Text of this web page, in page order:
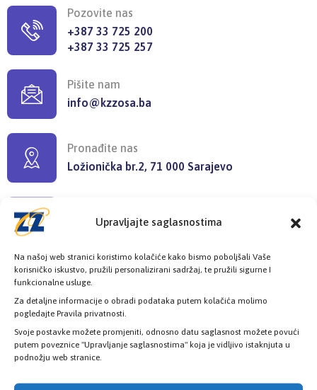
Upravljajte saglasnostima
Na našoj web stranici koristimo kolačiće kako bismo poboljšali Vaše
korisničko iskustvo, pružili personalizirani sadržaj, te pružili sigurne I
funkcionalne usluge.
Za detaljne informacije o obradi podataka putem kolačića molimo
pogledajte Pravila privatnosti.
Svoje postavke možete promjeniti, odnosno datu saglasnost možete povući
putem poveznice "Upravljanje saglasnostima" koja je vidljivo istaknjuta u
podnožju web stranice.
Pozovite nas
+387 33 725 200
+387 33 725 257
Pišite nam
info@kzzosa.ba
Pronađite nas
Ložionička br.2, 71 000 Sarajevo
08:00h - 16:00h
Provjerite status vaše elektronske
zdravstvene kartice
PROVJERITE STATUS